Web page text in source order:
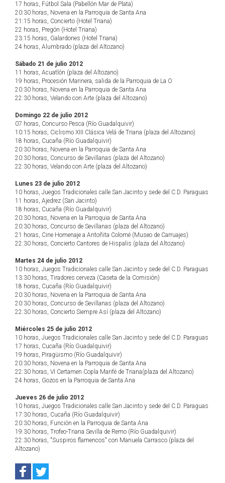
17 horas, Fútbol Sala (Pabellón Mar de Plata)
20:30 horas, Novena en la Parroquia de Santa Ana
21:15 horas, Concierto (Hotel Triana)
22 horas, Pregón (Hotel Triana)
23:15 horas, Galardones (Hotel Triana)
24 horas, Alumbrado (plaza del Altozano)
Sábado 21 de julio 2012
11 horas, Acuatlón (plaza del Altozano)
19 horas, Procesión Marinera, salida de la Parroquia de La O
20:30 horas, Novena en la Parroquia de Santa Ana
22:30 horas, Velando con Arte (plaza del Altozano)
Domingo 22 de julio 2012
07 horas, Concurso Pesca (Río Guadalquivir)
10:15 horas, Ciclismo XIII Clásica Velá de Triana (plaza del Altozano)
18 horas, Cucaña (Río Guadalquivir)
20:30 horas, Novena en la Parroquia de Santa Ana
20:30 horas, Concurso de Sevillanas (plaza del Altozano)
22:30 horas, Velando con Arte (plaza del Altozano)
Lunes 23 de julio 2012
10 horas, Juegos Tradicionales calle San Jacinto y sede del C.D. Paraguas
11 horas, Ajedrez (San Jacinto)
18 horas, Cucaña (Río Guadalquivir)
20:30 horas, Novena en la Parroquia de Santa Ana
20:30 horas, Concurso de Sevillanas (plaza del Altozano)
21 horas, Cine Homenaje a Antoñita Colomé (Museo de Carruajes)
22:30 horas, Concierto Cantores de Hispalis (plaza del Altozano)
Martes 24 de julio 2012
10 horas, Juegos Tradicionales calle San Jacinto y sede del C.D. Paraguas
13:30 horas, Tiradores cerveza (Caseta de la Comisión)
18 horas, Cucaña (Río Guadalquivir)
20:30 horas, Novena en la Parroquia de Santa Ana
20:30 horas, Concurso de Sevillanas (plaza del Altozano)
22:30 horas, Concierto Siempre Así (plaza del Altozano)
Miércoles 25 de julio 2012
10 horas, Juegos Tradicionales calle San Jacinto y sede del C.D. Paraguas
17 horas, Cucaña (Río Guadalquivir)
19 horas, Piragüismo (Río Guadalquivir)
20:30 horas, Novena en la Parroquia de Santa Ana
22:30 horas, VI Certamen Copla Marifé de Triana(plaza del Altozano)
24 horas, Gozos en la Parroquia de Santa Ana
Jueves 26 de julio 2012
10 horas, Juegos Tradicionales calle San Jacinto y sede del C.D. Paraguas
17:30 horas, Cucaña (Río Guadalquivir)
20:30 horas, Función en la Parroquia de Santa Ana
19:30 horas, Trofeo-Triana Sevilla de Remo (Río Guadalquivir)
22:30 horas, "Suspiros flamencos" con Manuela Carrasco (plaza del
Altozano)